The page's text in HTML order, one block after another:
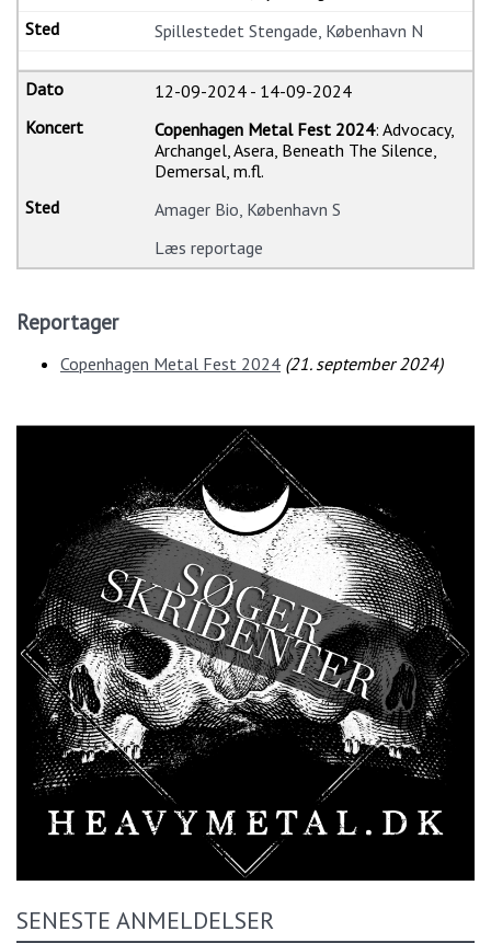
Spillestedet Stengade, København N
12-09-2024 - 14-09-2024
Copenhagen Metal Fest 2024: Advocacy,
Archangel, Asera, Beneath The Silence,
Demersal, m.fl.
Amager Bio, København S
Læs reportage
Reportager
Copenhagen Metal Fest 2024 (21. september 2024)
SENESTE ANMELDELSER